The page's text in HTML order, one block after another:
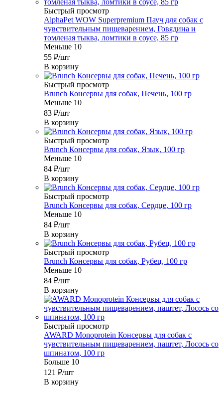
Быстрый просмотр
AlphaPet WOW Superpremium Пауч для собак с
чувствительным пищеварением, Говядина и
томленая тыква, ломтики в соусе, 85 гр
Меньше 10
55 ₽/шт
В корзину
Быстрый просмотр
Brunch Консервы для собак, Печень, 100 гр
Меньше 10
83 ₽/шт
В корзину
Быстрый просмотр
Brunch Консервы для собак, Язык, 100 гр
Меньше 10
84 ₽/шт
В корзину
Быстрый просмотр
Brunch Консервы для собак, Сердце, 100 гр
Меньше 10
84 ₽/шт
В корзину
Быстрый просмотр
Brunch Консервы для собак, Рубец, 100 гр
Меньше 10
84 ₽/шт
В корзину
Быстрый просмотр
AWARD Monoprotein Консервы для собак с
чувствительным пищеварением, паштет, Лосось со
шпинатом, 100 гр
Больше 10
121 ₽/шт
В корзину